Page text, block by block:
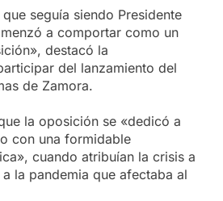
seguía siendo Presidente
a comportar como un
destacó la
del lanzamiento del
de Zamora.
la oposición se «dedicó a
con una formidable
cuando atribuían la crisis a
la pandemia que afectaba al